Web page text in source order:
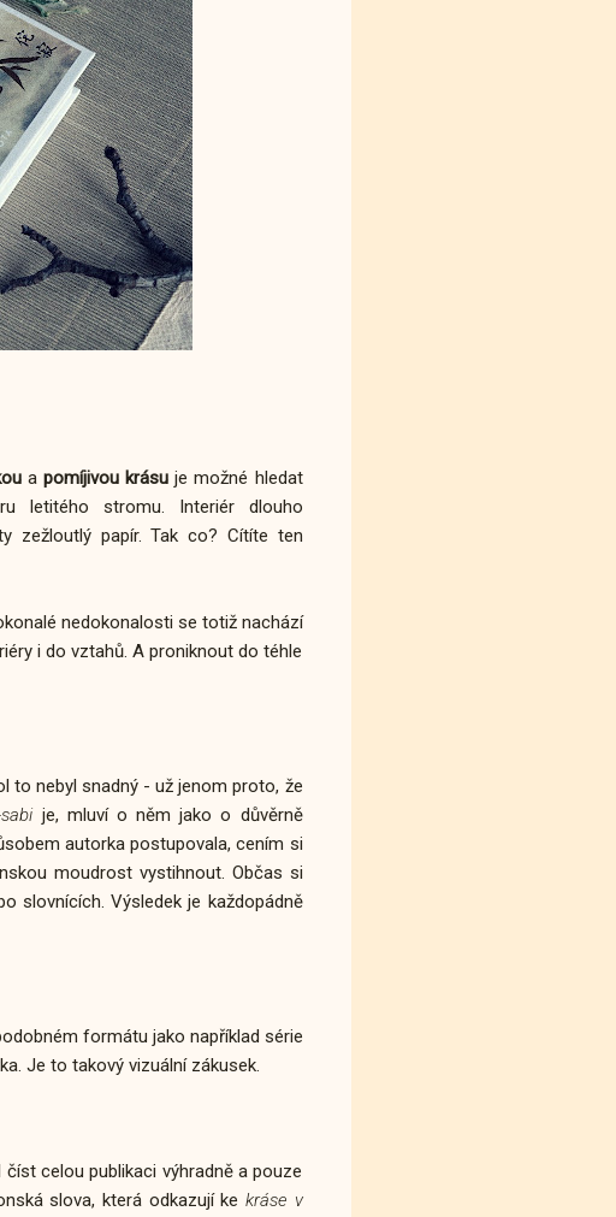
a pomíjivou krásu je možné hledat
letitého stromu. Interiér dlouho
zežloutlý papír. Tak co? Cítíte ten
nedokonalosti se totiž nachází
i do vztahů. A proniknout do téhle
to nebyl snadný - už jenom proto, že
je, mluví o něm jako o důvěrně
autorka postupovala, cením si
moudrost vystihnout. Občas si
slovnících. Výsledek je každopádně
formátu jako například série
Je to takový vizuální zákusek.
celou publikaci výhradně a pouze
slova, která odkazují ke kráse v